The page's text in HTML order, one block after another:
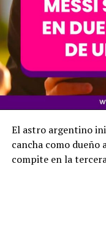
El astro argentino
cancha como dueño
compite en la